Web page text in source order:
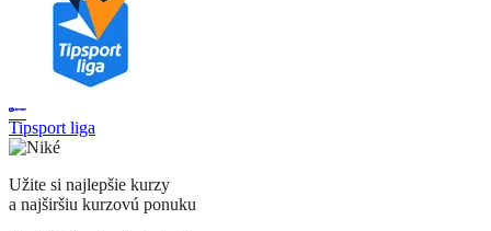
Tipsport liga
Užite si najlepšie kurzy
a najširšiu kurzovú ponuku